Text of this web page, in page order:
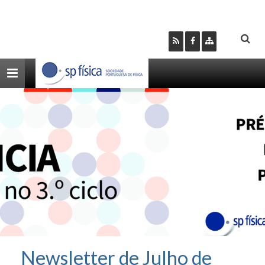
Toggle
navigation
Newsletter de Julho de